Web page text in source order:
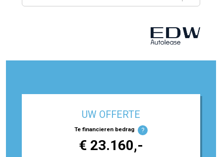
UW OFFERTE
Te financieren bedrag ?
€ 23.160,-